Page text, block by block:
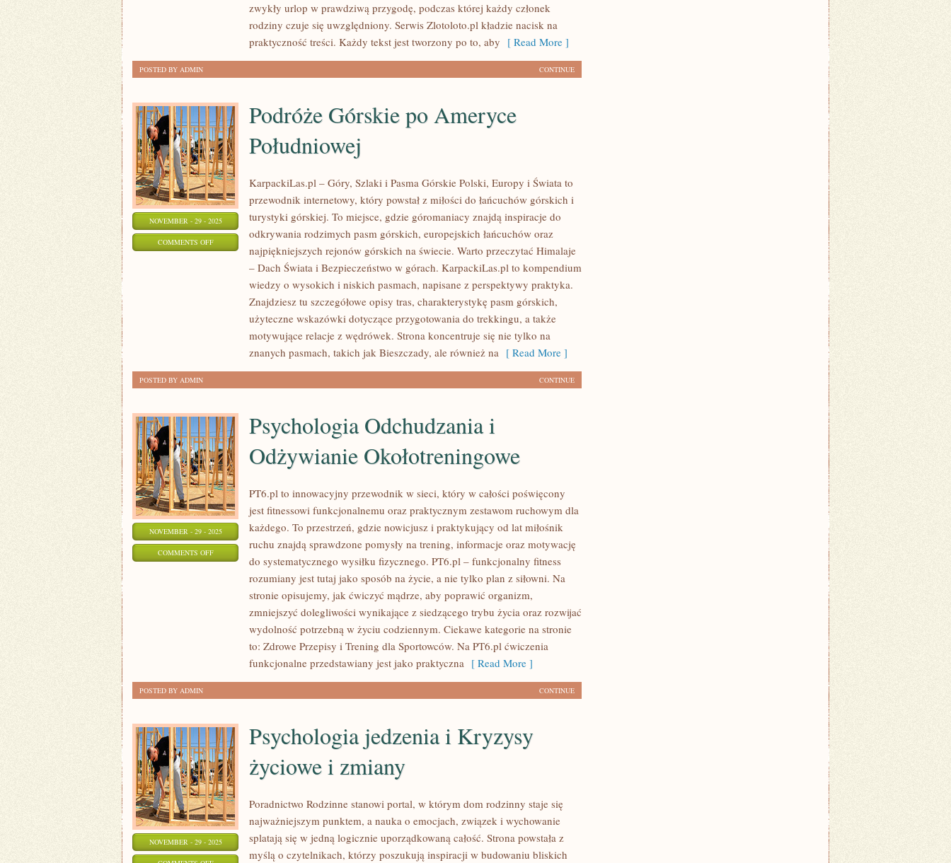
HERCEGOWINAzwykły urlop w prawdziwą przygodę, podczas której każdy członek
rodziny czuje się uwzględniony. Serwis Zlotoloto.pl kładzie nacisk na
praktyczność treści. Każdy tekst jest tworzony po to, aby [ Read More ]
CONTINUE
POSTED BY ADMIN
NOVEMBER - 29 - 2025
COMMENTS OFFON
Podróże Górskie po Ameryce
Południowej
KarpackiLas.pl – Góry, Szlaki i Pasma Górskie Polski, Europy i Świata to
przewodnik internetowy, który powstał z miłości do łańcuchów górskich i
turystyki górskiej. To miejsce, gdzie góromaniacy znajdą inspiracje do
odkrywania rodzimych pasm górskich, europejskich łańcuchów oraz
najpiękniejszych rejonów górskich na świecie. Warto przeczytać Himalaje
– Dach Świata i Bezpieczeństwo w górach. KarpackiLas.pl to kompendium
wiedzy o wysokich i niskich pasmach, napisane z perspektywy praktyka.
Znajdziesz tu szczegółowe opisy tras, charakterystykę pasm górskich,
użyteczne wskazówki dotyczące przygotowania do trekkingu, a także
motywujące relacje z wędrówek. Strona koncentruje się nie tylko na
znanych pasmach, takich jak Bieszczady, ale również na [ Read More ]
CONTINUE
POSTED BY ADMIN
NOVEMBER - 29 - 2025
COMMENTS OFFON
Psychologia Odchudzania i
Odżywianie Okołotreningowe
PT6.pl to innowacyjny przewodnik w sieci, który w całości poświęcony
jest fitnessowi funkcjonalnemu oraz praktycznym zestawom ruchowym dla
każdego. To przestrzeń, gdzie nowicjusz i praktykujący od lat miłośnik
ruchu znajdą sprawdzone pomysły na trening, informacje oraz motywację
do systematycznego wysiłku fizycznego. PT6.pl – funkcjonalny fitness
rozumiany jest tutaj jako sposób na życie, a nie tylko plan z siłowni. Na
stronie opisujemy, jak ćwiczyć mądrze, aby poprawić organizm,
zmniejszyć dolegliwości wynikające z siedzącego trybu życia oraz rozwijać
wydolność potrzebną w życiu codziennym. Ciekawe kategorie na stronie
to: Zdrowe Przepisy i Trening dla Sportowców. Na PT6.pl ćwiczenia
funkcjonalne przedstawiany jest jako praktyczna [ Read More ]
CONTINUE
POSTED BY ADMIN
NOVEMBER - 29 - 2025
Psychologia jedzenia i Kryzysy
życiowe i zmiany
Poradnictwo Rodzinne stanowi portal, w którym dom rodzinny staje się
najważniejszym punktem, a nauka o emocjach, związek i wychowanie
splatają się w jedną logicznie uporządkowaną całość. Strona powstała z
myślą o czytelnikach, którzy poszukują inspiracji w budowaniu bliskich